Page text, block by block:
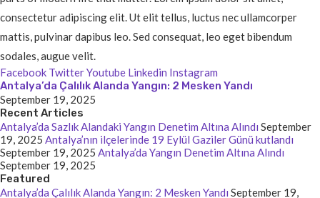
consectetur adipiscing elit. Ut elit tellus, luctus nec ullamcorper
mattis, pulvinar dapibus leo. Sed consequat, leo eget bibendum
sodales, augue velit.
Facebook TwitterYoutube Linkedin Instagram
Antalya’da Çalılık Alanda Yangın: 2 Mesken Yandı
September 19, 2025
Recent Articles
Antalya’da Sazlık Alandaki Yangın Denetim Altına Alındı September
19, 2025 Antalya’nın ilçelerinde 19 Eylül Gaziler Günü kutlandı
September 19, 2025 Antalya’da Yangın Denetim Altına Alındı
September 19, 2025
Featured
Antalya’da Çalılık Alanda Yangın: 2 Mesken Yandı September 19,